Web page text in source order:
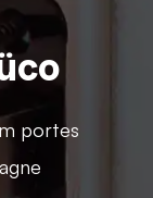
portes